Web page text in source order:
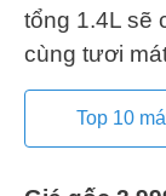
tổng 1.4L sẽ
cùng tươi
Top 10